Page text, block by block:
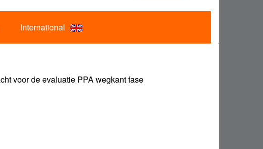
International
voor de evaluatie PPA wegkant fase